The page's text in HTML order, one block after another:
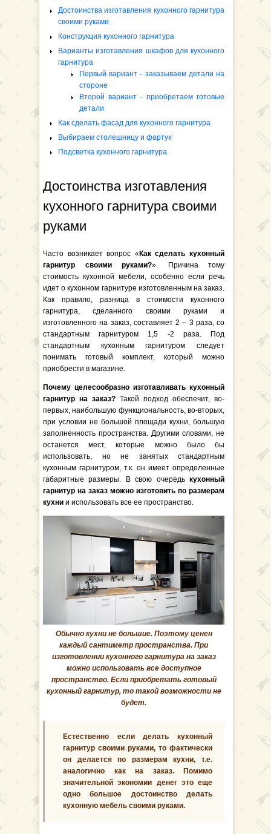
Достоинства изготавления кухонного гарнитура
своими руками
Конструкция кухонного гарнитура
Варианты изготавления шкафов для кухонного
гарнитура
Первый вариант - заказываем детали на
стороне
Второй вариант - приобретаем готовые
детали
Как сделать фасад для кухонного гарнитура
Выбираем столешницу и фартук
Подсветка кухонного гарнитура
Достоинства изготавления
кухонного гарнитура своими
руками
Часто возникает вопрос « Как сделать кухонный
гарнитур своими руками?». Причина тому
стоимость кухонной мебели, особенно если речь
идет о кухонном гарнитуре изготовленным на заказ.
Как правило, разница в стоимости кухонного
гарнитура, сделанного своими руками и
изготовленного на заказ, составляет 2 – 3 раза, со
стандартным гарнитуром 1,5 -2 раза. Под
стандартным кухонным гарнитуром следует
понимать готовый комплект, который можно
приобрести в магазине.
Почему целесообразно изготавливать кухонный
гарнитур на заказ? Такой подход обеспечит, во-
первых, наибольшую функциональность, во-вторых,
при условии не большой площади кухни, большую
заполненность пространства. Другими словами, не
останется мест, которые можно было бы
использовать, но не занятых стандартным
кухонным гарнитуром, т.к. он имеет определенные
габаритные размеры. В свою очередь кухонный
гарнитур на заказ можно изготовить по размерам
кухни и использовать все ее пространство.
Обычно кухни не большие. Поэтому ценен
каждый сантиметр пространства. При
изготовлении кухонного гарнитура на заказ
можно использовать все доступное
пространство. Если приобретать готовый
кухонный гарнитур, то такой возможности не
будет.
Естественно если делать кухонный
гарнитур своими руками, то фактически
он делается по размерам кухни, т.е.
аналогично как на заказ. Помимо
значительной экономии денег это еще
одно большое достоинство делать
кухонную мебель своими руками.